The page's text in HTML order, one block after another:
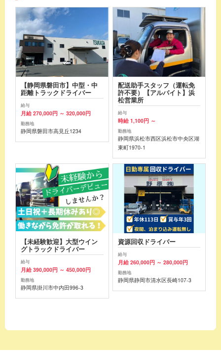
【静岡県磐田市】中型・中
距離トラックドライバー
給与
月給 270,000円 ～ 320,000円
勤務地
静岡県磐田市高見丘1234
配送助手スタッフ（運転免
許不要）【アルバイト】浜
松営業所
給与
時給 1,100円 ～
勤務地
静岡県浜松市西区浜松市中央区湖
東町1970-1
【未経験歓迎】大型ウイン
グトラックドライバー
給与
月給 390,000円 ～ 450,000円
勤務地
静岡県掛川市中内田996-3
資源回収ドライバー
給与
月給 260,000円 ～ 280,000円
勤務地
静岡県静岡市清水区長崎107-3